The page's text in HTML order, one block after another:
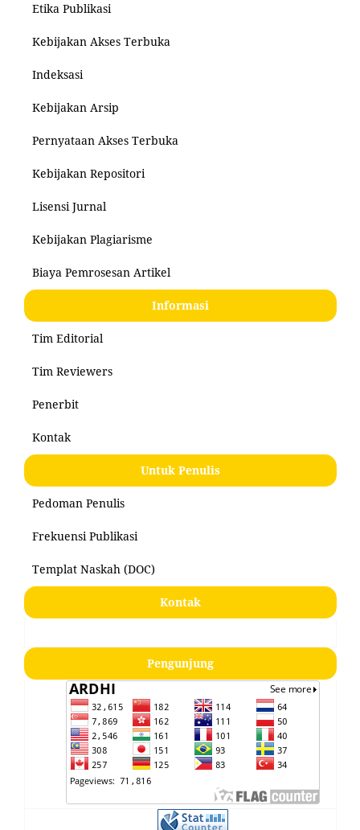
Etika Publikasi
Kebijakan Akses Terbuka
Indeksasi
Kebijakan Arsip
Pernyataan Akses Terbuka
Kebijakan Repositori
Lisensi Jurnal
Kebijakan Plagiarisme
Biaya Pemrosesan Artikel
Informasi
Tim Editorial
Tim Reviewers
Penerbit
Kontak
Untuk Penulis
Pedoman Penulis
Frekuensi Publikasi
Templat Naskah (DOC)
Kontak
Pengunjung